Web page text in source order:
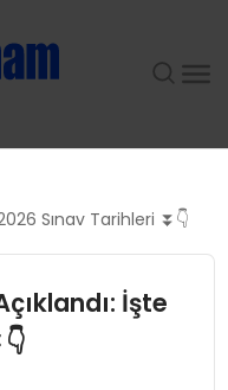
Sınav Tarihleri ⏬👇
İşte